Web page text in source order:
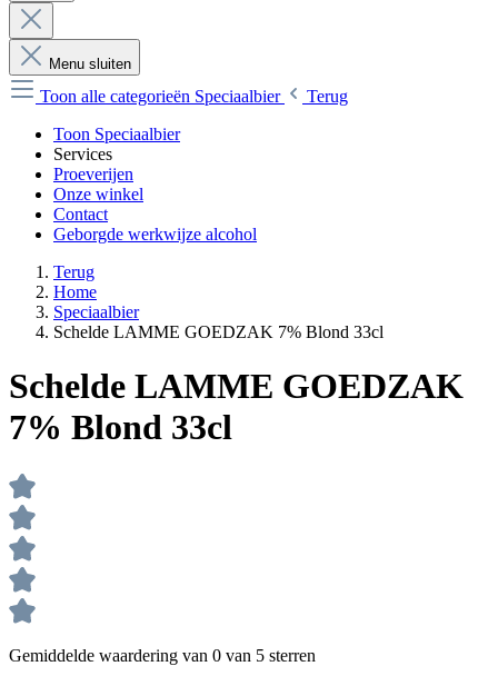
Menu sluiten
Toon alle categorieën Speciaalbier
Terug
Toon Speciaalbier
Services
Proeverijen
Onze winkel
Contact
Geborgde werkwijze alcohol
Terug
Home
Speciaalbier
Schelde LAMME GOEDZAK 7% Blond 33cl
Schelde LAMME GOEDZAK
7% Blond 33cl
Gemiddelde waardering van 0 van 5 sterren